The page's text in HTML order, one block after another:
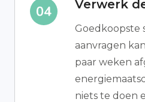
Verwerk
Goedkoopste
aanvragen
paar weken
niets te doen